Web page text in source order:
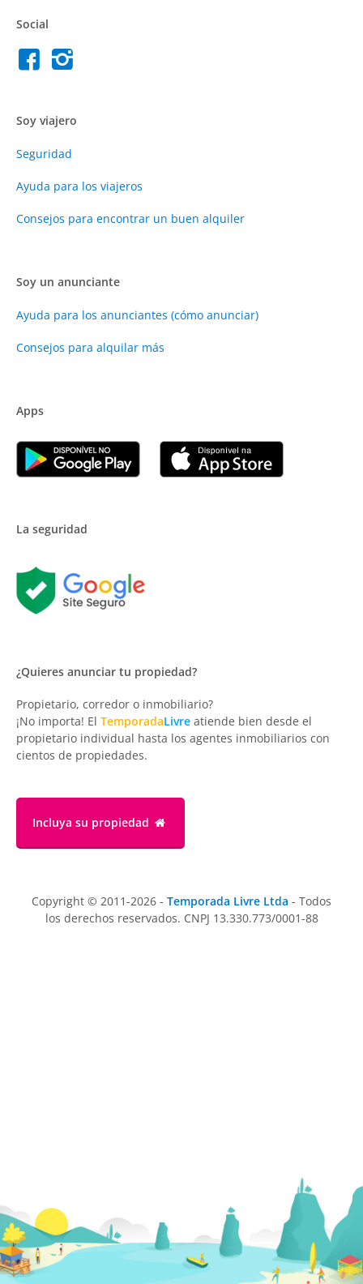
Social
Soy viajero
Seguridad
Ayuda para los viajeros
Consejos para encontrar un buen alquiler
Soy un anunciante
Ayuda para los anunciantes (cómo anunciar)
Consejos para alquilar más
Apps
La seguridad
¿Quieres anunciar tu propiedad?
Propietario, corredor o inmobiliario?
¡No importa! El TemporadaLivre atiende bien desde el
propietario individual hasta los agentes inmobiliarios con
cientos de propiedades.
Incluya su propiedad
Copyright © 2011-2026 - Temporada Livre Ltda - Todos
los derechos reservados. CNPJ 13.330.773/0001-88